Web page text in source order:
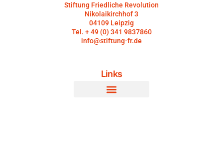
Stiftung Friedliche Revolution
Nikolaikirchhof 3
04109 Leipzig
Tel. + 49 (0) 341 9837860
info@stiftung-fr.de
Links